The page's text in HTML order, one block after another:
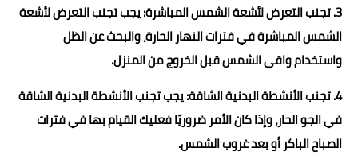
3. تجنب التعرض لأشعة الشمس المباشرة: يجب تجنب التعرض لأشعة
الشمس المباشرة في فترات النهار الحارة، والبحث عن الظل
واستخدام واقي الشمس قبل الخروج من المنزل.
4. تجنب الأنشطة البدنية الشاقة: يجب تجنب الأنشطة البدنية الشاقة
في الجو الحار، وإذا كان الأمر ضروريًا فعليك القيام بها في فترات
الصباح الباكر أو بعد غروب الشمس.